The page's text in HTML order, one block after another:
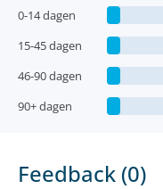
0-14 dagen
15-45 dagen
46-90 dagen
90+ dagen
Feedback (0)